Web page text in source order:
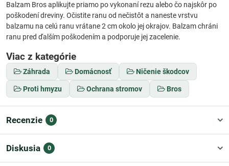
Balzam Bros aplikujte priamo po vykonaní rezu alebo čo najskôr po
poškodení dreviny. Očistite ranu od nečistôt a naneste vrstvu
balzamu na celú ranu vrátane 2 cm okolo jej okrajov. Balzam chráni
ranu pred ďalším poškodením a podporuje jej zacelenie.
Viac z kategórie
Záhrada Domácnosť Ničenie škodcov
Proti hmyzu Ochrana stromov Bros
Recenzie 0
Diskusia 0